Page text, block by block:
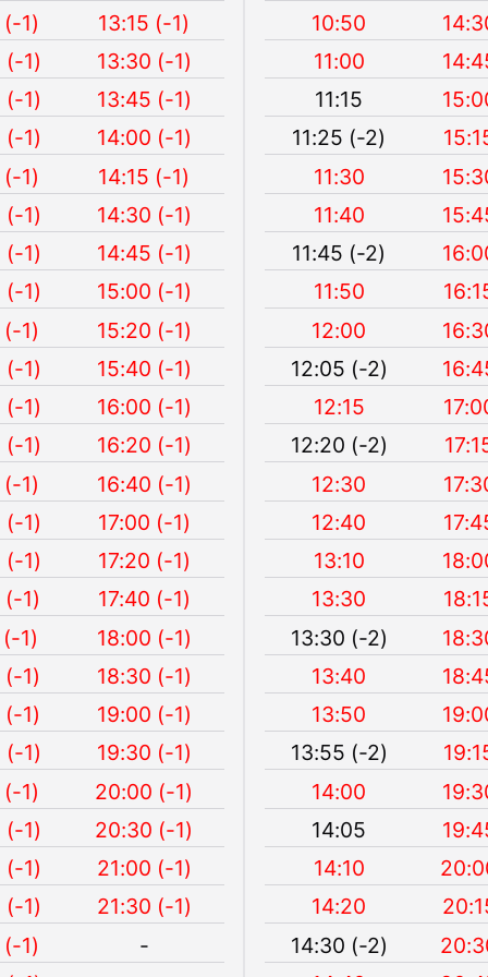
(-1)
13:15 (-1)
(-1)
13:30 (-1)
(-1)
13:45 (-1)
(-1)
14:00 (-1)
(-1)
14:15 (-1)
(-1)
14:30 (-1)
(-1)
14:45 (-1)
(-1)
15:00 (-1)
(-1)
15:20 (-1)
(-1)
15:40 (-1)
(-1)
16:00 (-1)
(-1)
16:20 (-1)
(-1)
16:40 (-1)
(-1)
17:00 (-1)
(-1)
17:20 (-1)
(-1)
17:40 (-1)
1)
18:00 (-1)
(-1)
18:30 (-1)
(-1)
19:00 (-1)
(-1)
19:30 (-1)
(-1)
20:00 (-1)
(-1)
20:30 (-1)
(-1)
21:00 (-1)
(-1)
21:30 (-1)
(-1)
-
10:50
11:00
11:15
11:25 (-2)
11:30
11:40
11:45 (-2)
11:50
12:00
12:05 (-2)
12:15
12:20 (-2)
12:30
12:40
13:10
13:30
13:30 (-2)
13:40
13:50
13:55 (-2)
14:00
14:05
14:10
14:20
14:30 (-2)